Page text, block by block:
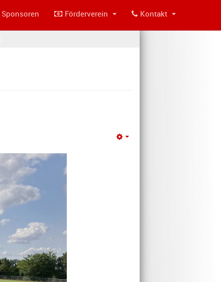
Sponsoren Förderverein Kontakt